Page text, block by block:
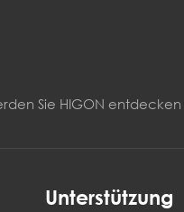
Sie HIGON entdecken
Unterstützung